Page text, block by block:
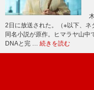
2日に放送された。（※以下、
同名小説が原作。ヒマラヤ山
DNAと完 … 続きを読む